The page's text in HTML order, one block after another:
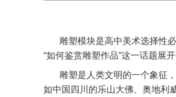
雕塑模块是高中美术选择性
“如何鉴赏雕塑作品”这一话题展开
雕塑是人类文明的一个象征
如中国四川的乐山大佛、奥地利